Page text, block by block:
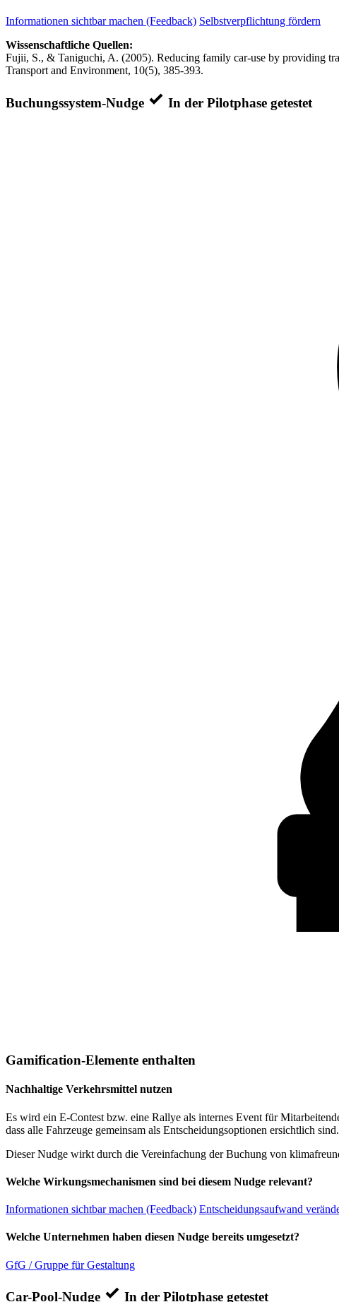
Informationen sichtbar machen (Feedback) Selbstverpflichtung fördern
Wissenschaftliche Quellen:
Fujii, S., & Taniguchi, A. (2005). Reducing family car-use by providing
Transport and Environment, 10(5), 385-393.
Buchungssystem-Nudge In der Pilotphase getestet
Gamification-Elemente enthalten
Nachhaltige Verkehrsmittel nutzen
Es wird ein E-Contest bzw. eine Rallye als internes Event für
dass alle Fahrzeuge gemeinsam als Entscheidungsoptionen ersichtlich
Dieser Nudge wirkt durch die Vereinfachung der Buchung von
Welche Wirkungsmechanismen sind bei diesem Nudge relevant?
Informationen sichtbar machen (Feedback) Entscheidungsaufwand
Welche Unternehmen haben diesen Nudge bereits umgesetzt?
GfG / Gruppe für Gestaltung
Car-Pool-Nudge In der Pilotphase getestet